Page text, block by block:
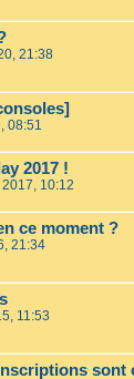
21:38
08:51
2017 !
10:12
ce moment ?
21:34
11:53
sont